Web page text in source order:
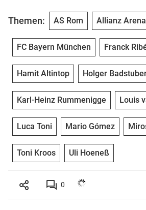
Themen: AS Rom Allianz Arena
FC Bayern München Franck
Hamit Altintop Holger
Karl-Heinz Rummenigge Louis
Luca Toni Mario Gómez
Toni Kroos Uli Hoeneß
0